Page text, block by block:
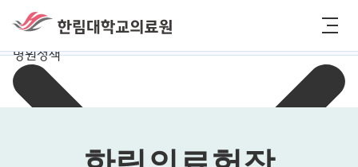
메뉴바로가기
메뉴
HOME
병원정책